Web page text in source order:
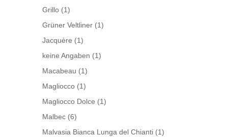
Grillo (1)
Grüner Veltliner (1)
Jacquère (1)
keine Angaben (1)
Macabeau (1)
Magliocco (1)
Magliocco Dolce (1)
Malbec (6)
Malvasia Bianca Lunga del Chianti (1)